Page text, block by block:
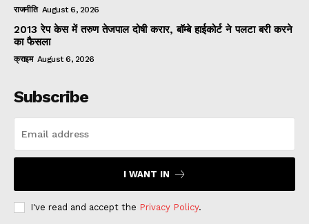
राजनीति August 6, 2026
2013 रेप केस में तरुण तेजपाल दोषी करार, बॉम्बे हाईकोर्ट ने पलटा बरी करने
का फैसला
क्राइम August 6, 2026
Subscribe
I WANT IN
I've read and accept the Privacy Policy.